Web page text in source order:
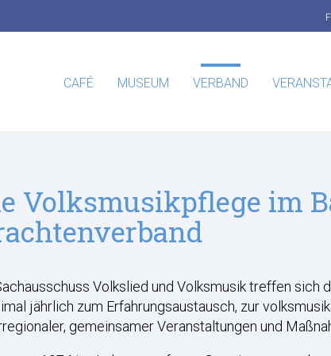
CAFÉ MUSEUM VERBAND
Volksmusikpflege im
Volkslied und Volksmusik treffen sich
jährlich zum Erfahrungsaustausch, zur
gemeinsamer Veranstaltungen und